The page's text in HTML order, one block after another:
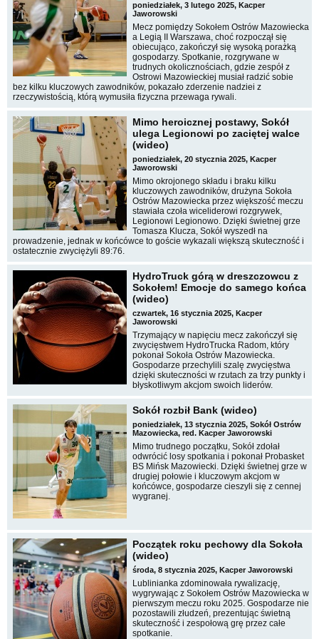
poniedziałek, 3 lutego 2025, Kacper
Jaworowski
Mecz pomiędzy Sokołem Ostrów Mazowiecka
a Legią II Warszawa, choć rozpoczął się
obiecująco, zakończył się wysoką porażką
gospodarzy. Spotkanie, rozgrywane w
trudnych okolicznościach, gdzie zespół z
Ostrowi Mazowieckiej musiał radzić sobie
bez kilku kluczowych zawodników, pokazało zderzenie nadziei z
rzeczywistością, którą wymusiła fizyczna przewaga rywali.
Mimo heroicznej postawy, Sokół
ulega Legionowi po zaciętej walce
(wideo)
poniedziałek, 20 stycznia 2025, Kacper
Jaworowski
Mimo okrojonego składu i braku kilku
kluczowych zawodników, drużyna Sokoła
Ostrów Mazowiecka przez większość meczu
stawiała czoła wiceliderowi rozgrywek,
Legionowi Legionowo. Dzięki świetnej grze
Tomasza Klucza, Sokół wyszedł na
prowadzenie, jednak w końcówce to goście wykazali większą skuteczność i
ostatecznie zwyciężyli 89:76.
HydroTruck górą w dreszczowcu z
Sokołem! Emocje do samego końca
(wideo)
czwartek, 16 stycznia 2025, Kacper
Jaworowski
Trzymający w napięciu mecz zakończył się
zwycięstwem HydroTrucka Radom, który
pokonał Sokoła Ostrów Mazowiecka.
Gospodarze przechylili szalę zwycięstwa
dzięki skuteczności w rzutach za trzy punkty i
błyskotliwym akcjom swoich liderów.
Sokół rozbił Bank (wideo)
poniedziałek, 13 stycznia 2025, Sokół Ostrów
Mazowiecka, red. Kacper Jaworowski
Mimo trudnego początku, Sokół zdołał
odwrócić losy spotkania i pokonał Probasket
BS Mińsk Mazowiecki. Dzięki świetnej grze w
drugiej połowie i kluczowym akcjom w
końcówce, gospodarze cieszyli się z cennej
wygranej.
Początek roku pechowy dla Sokoła
(wideo)
środa, 8 stycznia 2025, Kacper Jaworowski
Lublinianka zdominowała rywalizację,
wygrywając z Sokołem Ostrów Mazowiecka w
pierwszym meczu roku 2025. Gospodarze nie
pozostawili złudzeń, prezentując świetną
skuteczność i zespołową grę przez całe
spotkanie.